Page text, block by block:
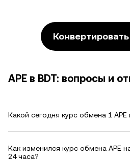
Конвертировать
APE в BDT: вопросы и
Какой сегодня курс обмена 1 APE
Как изменился курс обмена APE
24 часа?